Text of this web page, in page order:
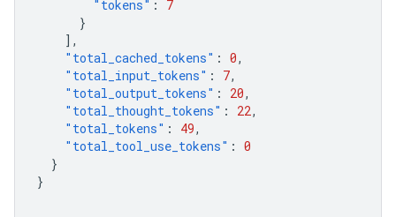
"tokens" :
7
}
],
"total_cached_tokens" : 0,
"total_input_tokens" : 7,
"total_output_tokens" : 20,
"total_thought_tokens" : 22,
"total_tokens" : 49,
"total_tool_use_tokens" : 0
}
}